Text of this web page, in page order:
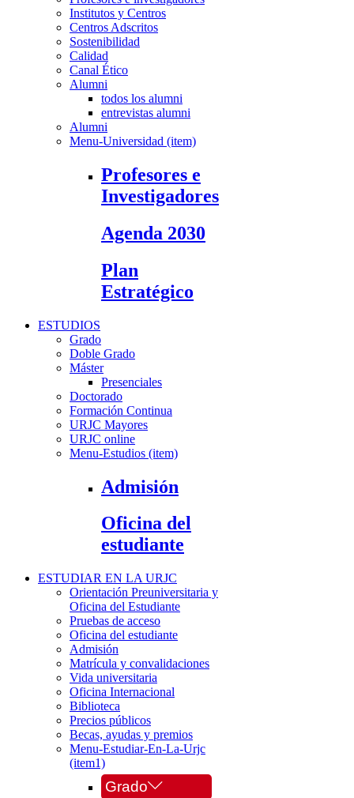
Institutos y Centros
Centros Adscritos
Sostenibilidad
Calidad
Canal Ético
Alumni
todos los alumni
entrevistas alumni
Alumni
Menu-Universidad (item)
Profesores e
Investigadores
Agenda 2030
Plan
Estratégico
ESTUDIOS
Grado
Doble Grado
Máster
Presenciales
Doctorado
Formación Continua
URJC Mayores
URJC online
Menu-Estudios (item)
Admisión
Oficina del
estudiante
ESTUDIAR EN LA URJC
Orientación Preuniversitaria y
Oficina del Estudiante
Pruebas de acceso
Oficina del estudiante
Admisión
Matrícula y convalidaciones
Vida universitaria
Oficina Internacional
Biblioteca
Precios públicos
Becas, ayudas y premios
Menu-Estudiar-En-La-Urjc
(item1)
Grado